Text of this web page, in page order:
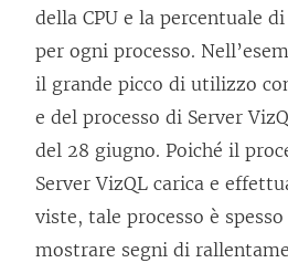
della CPU e la percentuale
per ogni processo.
il grande picco di utilizzo
e del processo di Server
del 28 giugno. Poiché il
Server VizQL carica e
viste, tale processo è
mostrare segni di